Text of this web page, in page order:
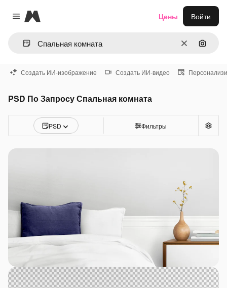
Close menu
Magnific
ОчиститьПоиск
Цены Войти
Создать ИИ-изображение Создать ИИ-видео
PSD По Запросу Спальная комната
PSD Фильтры